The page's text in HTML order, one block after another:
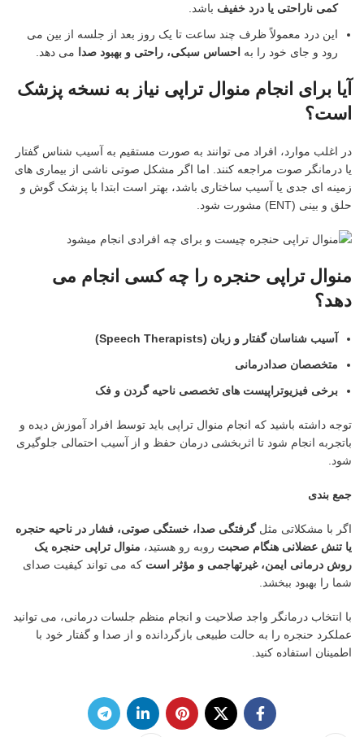
کمی ناراحتی یا درد خفیف باشد.
این درد معمولاً ظرف چند ساعت تا یک روز بعد از جلسه از بین می
رود و جای خود را به احساس سبکی، راحتی و بهبود صدا می دهد.
آیا برای انجام منوال تراپی نیاز به نسخه پزشک
است؟
در اغلب موارد، افراد می توانند به صورت مستقیم به آسیب شناس گفتار
یا درمانگر صوت مراجعه کنند. اما اگر مشکل صوتی ناشی از بیماری های
زمینه ای جدی یا آسیب ساختاری باشد، بهتر است ابتدا با پزشک گوش و
حلق و بینی (ENT) مشورت شود.
منوال تراپی حنجره را چه کسی انجام می
دهد؟
آسیب شناسان گفتار و زبان (Speech Therapists)
متخصصان صدادرمانی
برخی فیزیوتراپیست های تخصصی ناحیه گردن و فک
توجه داشته باشید که انجام منوال تراپی باید توسط افراد آموزش دیده و
باتجربه انجام شود تا اثربخشی درمان حفظ و از آسیب احتمالی جلوگیری
شود.
جمع بندی
اگر با مشکلاتی مثلگرفتگی صدا، خستگی صوتی، فشار در ناحیه حنجره
یا تنش عضلانی هنگام صحبت روبه رو هستید، منوال تراپی حنجره یک
روش درمانی ایمن، غیرتهاجمی و مؤثر است که می تواند کیفیت صدای
شما را بهبود ببخشد.
با انتخاب درمانگر واجد صلاحیت و انجام منظم جلسات درمانی، می توانید
عملکرد حنجره را به حالت طبیعی بازگردانده و از صدا و گفتار خود با
اطمینان استفاده کنید.